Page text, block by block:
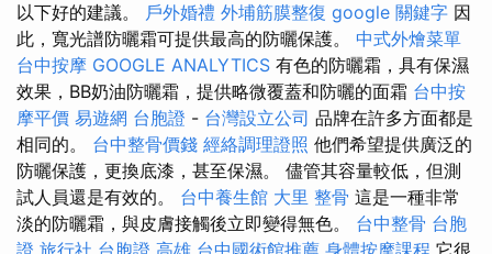
以下好的建議。 戶外婚禮 外埔筋膜整復 google 關鍵字 因
此，寬光譜防曬霜可提供最高的防曬保護。 中式外燴菜單
台中按摩 GOOGLE ANALYTICS 有色的防曬霜，具有保濕
效果，BB奶油防曬霜，提供略微覆蓋和防曬的面霜 台中按
摩平價 易遊網 台胞證 - 台灣設立公司 品牌在許多方面都是
相同的。 台中整骨價錢 經絡調理證照 他們希望提供廣泛的
防曬保護，更換底漆，甚至保濕。 儘管其容量較低，但測
試人員還是有效的。 台中養生館 大里 整骨 這是一種非常
淡的防曬霜，與皮膚接觸後立即變得無色。 台中整骨 台胞
證 旅行社 台胞證 高雄 台中國術館推薦 身體按摩課程 它很